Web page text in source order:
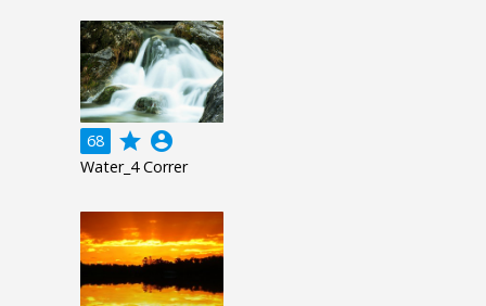
68 grade account_circle
Water_4 Correr